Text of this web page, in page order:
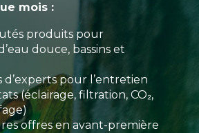
mois :
produits pour
douce, bassins et
d’experts pour l’entretien
(éclairage, filtration, CO₂,
offres en avant-première